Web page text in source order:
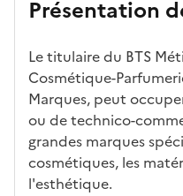
ses
act
éris
tiq
ues
par
ssemen
t
Présentation
Le titulaire du BTS
Cosmétique-
Marques, peut
ou de technico-
grandes marques
cosmétiques, les
l'esthétique.